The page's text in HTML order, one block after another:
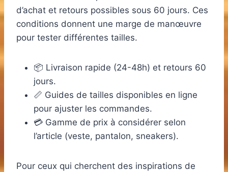
d’achat et retours possibles sous 60 jours. Ces
conditions donnent une marge de manœuvre
pour tester différentes tailles.
📦 Livraison rapide (24-48h) et retours 60
jours.
📏 Guides de tailles disponibles en ligne
pour ajuster les commandes.
💳 Gamme de prix à considérer selon
l’article (veste, pantalon, sneakers).
Pour ceux qui cherchent des inspirations de